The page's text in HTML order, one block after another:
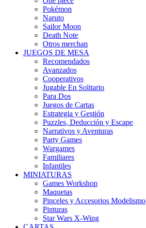
Pokémon
Naruto
Sailor Moon
Death Note
Otros merchan
JUEGOS DE MESA
Recomendados
Avanzados
Cooperativos
Jugable En Solitario
Para Dos
Juegos de Cartas
Estrategia y Gestión
Puzzles, Deducción y Escape
Narrativos y Aventuras
Party Games
Wargames
Familiares
Infantiles
MINIATURAS
Games Workshop
Maquetas
Pinceles y Accesorios Modelismo
Pinturas
Star Wars X-Wing